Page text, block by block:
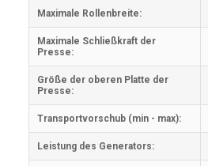
Maximale Rollenbreite:
Maximale Schließkraft der
Presse:
Größe der oberen Platte der
Presse:
Transportvorschub (min - max):
Leistung des Generators: